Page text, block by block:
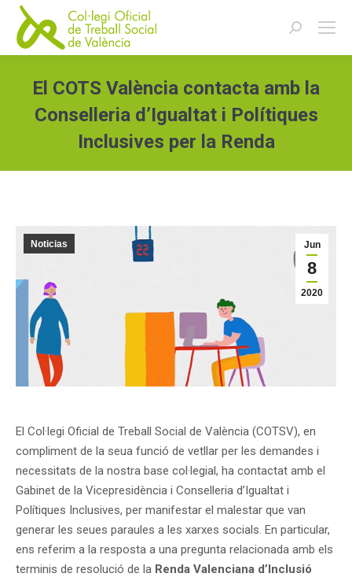
Buscar:
El COTS València contacta amb la
Conselleria d’Igualtat i Polítiques
Inclusives per la Renda
Jun
8
2020
Noticias
El Col·legi Oficial de Treball Social de València (COTSV), en
compliment de la seua funció de vetllar per les demandes i
necessitats de la nostra base col·legial, ha contactat amb el
Gabinet de la Vicepresidència i Conselleria d’Igualtat i
Polítiques Inclusives, per manifestar el malestar que van
generar les seues paraules a les xarxes socials. En particular,
ens referim a la resposta a una pregunta relacionada amb els
terminis de resolució de la Renda Valenciana d’Inclusió